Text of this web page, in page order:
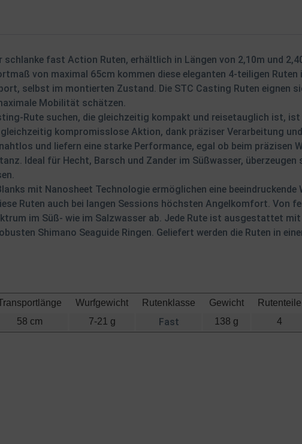
schlanke fast Action Ruten, erhältlich in Längen von 2,10m und
von maximal 65cm kommen diese eleganten 4-teiligen
selbst im montierten Zustand. Die STC Casting Ruten eignen
Mobilität schätzen.
Rute suchen, die gleichzeitig kompakt und reisetauglich ist, ist
gleichzeitig kompromisslose Aktion, dank präziser Verarbeitung
und liefern eine starke Performance, egal ob beim präzisen
Ideal für Hecht, Barsch und Zander im Süßwasser,
mit Nanosheet Technologie ermöglichen eine
Ruten auch bei langen Sessions höchsten Angelkomfort. Von
im Süß- wie im Salzwasser ab. Jede Rute ist ausgestattet
Shimano Seaguide Ringen. Geliefert werden die Ruten in
Wurfgewicht Rutenklasse Gewicht
Rutenteile
58 cm 7-21 g Fast 138 g 4